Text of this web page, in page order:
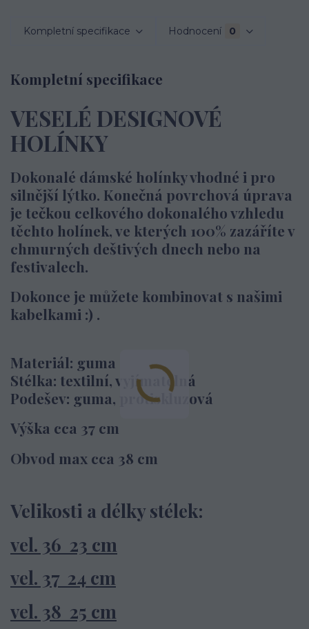
Kompletní specifikace Hodnocení 0
Kompletní specifikace
VESELÉ DESIGNOVÉ
HOLÍNKY
Dokonalé dámské holínky vhodné i pro
silnější lýtko. Konečná povrchová úprava
je tečkou celkového dokonalého vzhledu
těchto holínek, ve kterých 100% zazáříte v
chmurných deštivých dnech nebo na
festivalech.
Dokonce je můžete kombinovat s našimi
kabelkami :) .
Materiál: guma
Stélka: textilní, vyjímatelná
Podešev: guma, protiskluzová
Výška cca 37 cm
Obvod max cca 38 cm
Velikosti a délky stélek:
vel. 36 23 cm
vel. 37 24 cm
vel. 38 25 cm